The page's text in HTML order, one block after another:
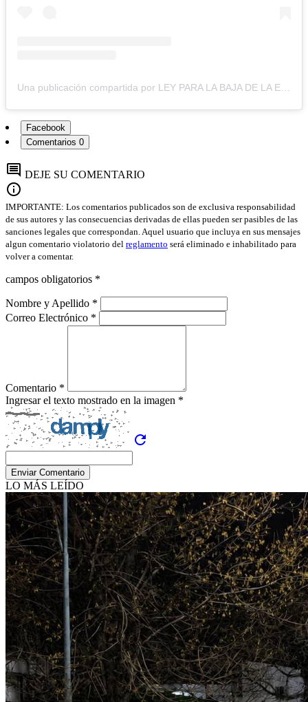
Facebook
Comentarios 0
comment DEJE SU COMENTARIO
info
IMPORTANTE: Los comentarios publicados son de exclusiva responsabilidad
de sus autores y las consecuencias derivadas de ellas pueden ser pasibles de las
sanciones legales que correspondan. Aquel usuario que incluya en sus mensajes
algun comentario violatorio del reglamento será eliminado e inhabilitado para
volver a comentar.
campos obligatorios *
Nombre y Apellido *
Correo Electrónico *
Comentario *
Ingresar el texto mostrado en la imagen *
refresh
Enviar Comentario
LO MÁS LEÍDO